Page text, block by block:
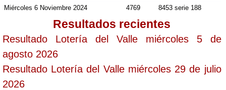
Miércoles 6 Noviembre 2024 4769 8453 serie 188
Resultados recientes
Resultado Lotería del Valle miércoles 5 de
agosto 2026
Resultado Lotería del Valle miércoles 29 de julio
2026